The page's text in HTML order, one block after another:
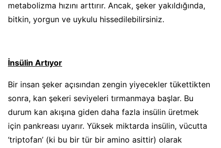
metabolizma hızını arttırır. Ancak, şeker yakıldığında,
bitkin, yorgun ve uykulu hissedilebilirsiniz.
İnsülin Artıyor
Bir insan şeker açısından zengin yiyecekler tükettikten
sonra, kan şekeri seviyeleri tırmanmaya başlar. Bu
durum kan akışına giden daha fazla insülin üretmek
için pankreası uyarır. Yüksek miktarda insülin, vücutta
‘triptofan’ (ki bu bir tür bir amino asittir) olarak